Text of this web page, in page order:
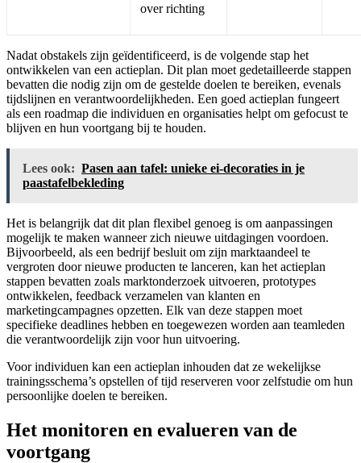
over richting
Nadat obstakels zijn geïdentificeerd, is de volgende stap het
ontwikkelen van een actieplan. Dit plan moet gedetailleerde stappen
bevatten die nodig zijn om de gestelde doelen te bereiken, evenals
tijdslijnen en verantwoordelijkheden. Een goed actieplan fungeert
als een roadmap die individuen en organisaties helpt om gefocust te
blijven en hun voortgang bij te houden.
Lees ook: Pasen aan tafel: unieke ei-decoraties in je
paastafelbekleding
Het is belangrijk dat dit plan flexibel genoeg is om aanpassingen
mogelijk te maken wanneer zich nieuwe uitdagingen voordoen.
Bijvoorbeeld, als een bedrijf besluit om zijn marktaandeel te
vergroten door nieuwe producten te lanceren, kan het actieplan
stappen bevatten zoals marktonderzoek uitvoeren, prototypes
ontwikkelen, feedback verzamelen van klanten en
marketingcampagnes opzetten. Elk van deze stappen moet
specifieke deadlines hebben en toegewezen worden aan teamleden
die verantwoordelijk zijn voor hun uitvoering.
Voor individuen kan een actieplan inhouden dat ze wekelijkse
trainingsschema’s opstellen of tijd reserveren voor zelfstudie om hun
persoonlijke doelen te bereiken.
Het monitoren en evalueren van de
voortgang